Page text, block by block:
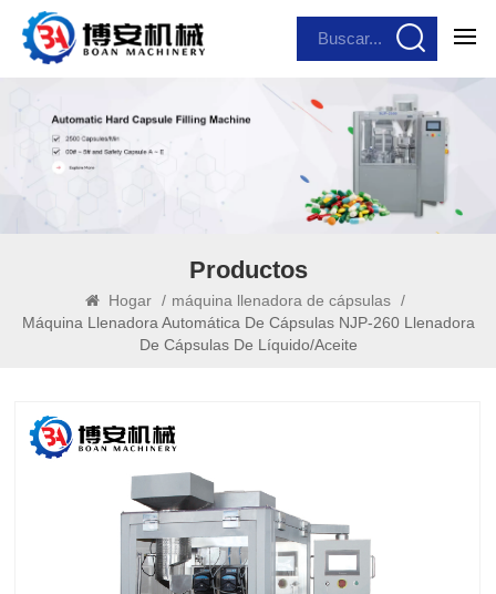
Productos
Hogar / máquina llenadora de cápsulas /
Máquina Llenadora Automática De Cápsulas NJP-260 Llenadora
De Cápsulas De Líquido/aceite